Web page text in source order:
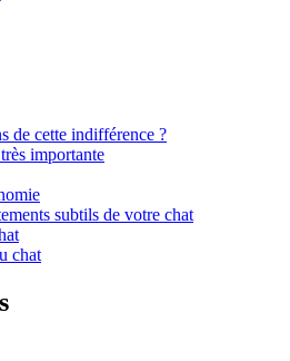
de cette indifférence ?
importante
subtils de votre chat
chat